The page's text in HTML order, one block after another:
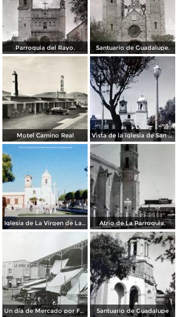
Parroquia del Rayo. Santuario de Guadalupe.
Motel Camino Real Vista de la iglesia de San Juan de Dios.
Iglesia de La Virgen de La Soledad Hidalgo del Parral, Chihuahua 1958 Atrio de La Parroquia.
Un dia de Mercado por Fotógrafo Winfield Scott. Santuario de Guadalupe